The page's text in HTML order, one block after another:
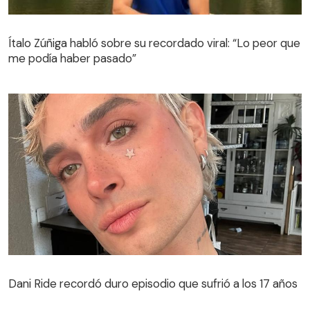
Ítalo Zúñiga habló sobre su recordado viral: “Lo peor que
me podía haber pasado”
Dani Ride recordó duro episodio que sufrió a los 17 años